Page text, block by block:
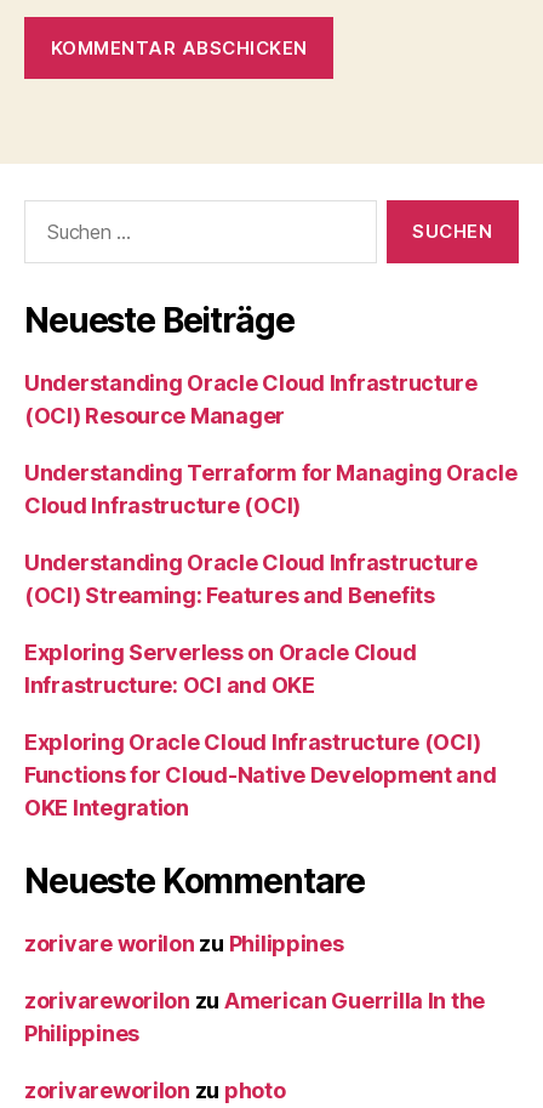
nach:
Neueste Beiträge
Understanding Oracle Cloud Infrastructure
(OCI) Resource Manager
Understanding Terraform for Managing Oracle
Cloud Infrastructure (OCI)
Understanding Oracle Cloud Infrastructure
(OCI) Streaming: Features and Benefits
Exploring Serverless on Oracle Cloud
Infrastructure: OCI and OKE
Exploring Oracle Cloud Infrastructure (OCI)
Functions for Cloud-Native Development and
OKE Integration
Neueste Kommentare
zorivare worilon zu Philippines
zorivareworilon zu American Guerrilla In the
Philippines
zorivareworilon zu photo